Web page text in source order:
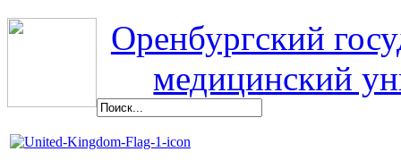
Оренбургский
медицинский